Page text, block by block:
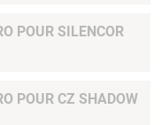
POUR SILENCOR
POUR CZ SHADOW